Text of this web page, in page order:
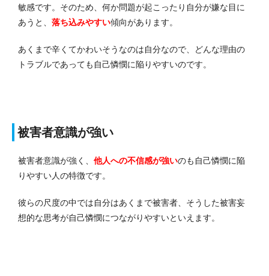
敏感です。 そのため、何か問題が起こったり自分が嫌な目に
あうと、 落ち込みやすい傾向があります。
あくまで辛くてかわいそうなのは自分なので、どんな理由の
トラブルであっても自己憐憫に陥りやすいのです。
被害者意識が強い
被害者意識が強く、 他人への不信感が強いのも自己憐憫に陥
りやすい人の特徴です。
彼らの尺度の中では自分はあくまで被害者、そうした被害妄
想的な思考が自己憐憫につながりやすいといえます。